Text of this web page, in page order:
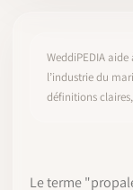
WeddiPEDIA
l’industrie du
définitions
Le terme